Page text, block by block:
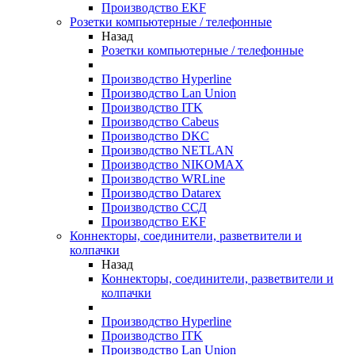
Производство EKF
Розетки компьютерные / телефонные
Назад
Розетки компьютерные / телефонные
Производство Hyperline
Производство Lan Union
Производство ITK
Производство Cabeus
Производство DKC
Производство NETLAN
Производство NIKOMAX
Производство WRLine
Производство Datarex
Производство ССД
Производство EKF
Коннекторы, соединители, разветвители и
колпачки
Назад
Коннекторы, соединители, разветвители и
колпачки
Производство Hyperline
Производство ITK
Производство Lan Union